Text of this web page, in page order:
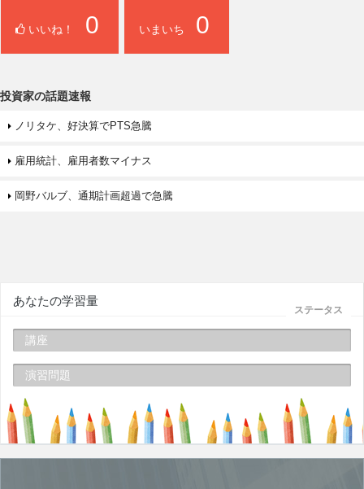
いいね！ 0 いまいち 0
投資家の話題速報
ノリタケ、好決算でPTS急騰
雇用統計、雇用者数マイナス
岡野バルブ、通期計画超過で急騰
ステータス
あなたの学習量
講座
演習問題